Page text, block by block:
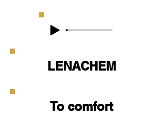
LENACHEM
To comfort